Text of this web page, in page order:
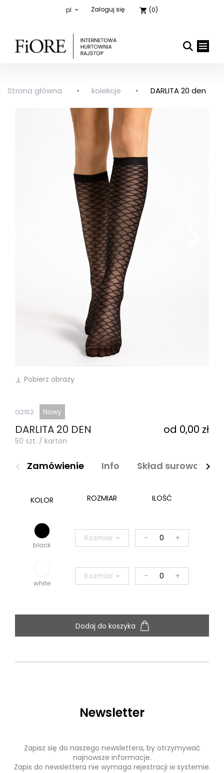
Zaloguj się shopping_cart (0)

Strona główna kolekcje DARLITA 20 den
vertical_align_bottom Pobierz obrazy
G2152 Nowy
DARLITA 20 DEN od 0,00 zł
50 szt. / karton
navigate_before Zamówienie Info Skład surowcowy
navigate_next
KOLOR ROZMIAR ILOŚĆ
black
Rozmiar - +
white
Rozmiar - +
Dodaj do koszyka
Newsletter
Zapisz się do naszego newslettera, by otrzymywać
najnowsze informacje.
Zapis do newslettera nie wymaga rejestracji w systemie.